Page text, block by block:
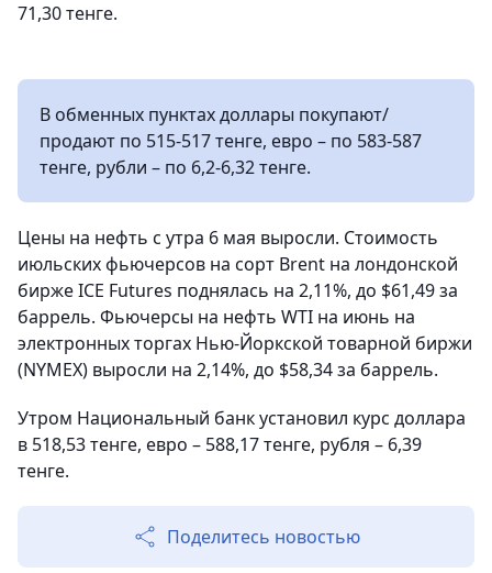
71,30 тенге.
В обменных пунктах доллары покупают/
продают по 515-517 тенге, евро – по 583-587
тенге, рубли – по 6,2-6,32 тенге.
Цены на нефть с утра 6 мая выросли. Стоимость
июльских фьючерсов на сорт Brent на лондонской
бирже ICE Futures поднялась на 2,11%, до $61,49 за
баррель. Фьючерсы на нефть WTI на июнь на
электронных торгах Нью-Йоркской товарной биржи
(NYMEX) выросли на 2,14%, до $58,34 за баррель.
Утром Национальный банк установил курс доллара
в 518,53 тенге, евро – 588,17 тенге, рубля – 6,39
тенге.
Поделитесь новостью